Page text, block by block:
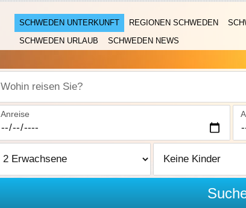
SCHWEDEN UNTERKUNFT REGIONEN SCHWEDEN
SCHWEDEN URLAUB
SCHWEDEN NEWS
Wohin reisen Sie?
Anreise